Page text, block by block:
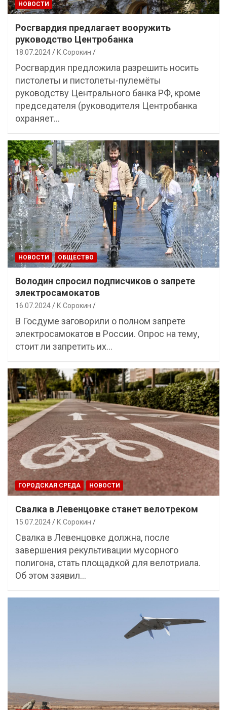
НОВОСТИ
Росгвардия предлагает вооружить
руководство Центробанка
18.07.2024 К.Сорокин
Росгвардия предложила разрешить носить
пистолеты и пистолеты-пулемёты
руководству Центрального банка РФ, кроме
председателя (руководителя Центробанка
охраняет…
НОВОСТИ ОБЩЕСТВО
Володин спросил подписчиков о запрете
электросамокатов
16.07.2024 К.Сорокин
В Госдуме заговорили о полном запрете
электросамокатов в России. Опрос на тему,
стоит ли запретить их…
ГОРОДСКАЯ СРЕДА НОВОСТИ
Свалка в Левенцовке станет велотреком
15.07.2024 К.Сорокин
Свалка в Левенцовке должна, после
завершения рекультивации мусорного
полигона, стать площадкой для велотриала.
Об этом заявил…